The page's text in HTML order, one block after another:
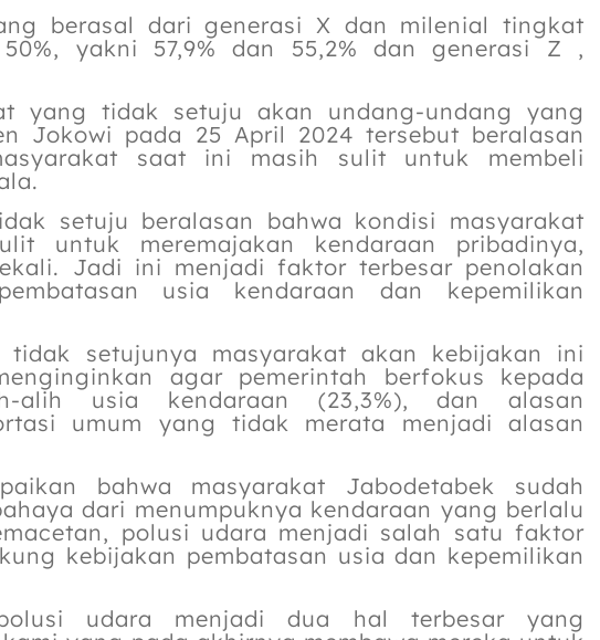
berasal dari generasi X dan milenial tingkat
yakni 57,9% dan 55,2% dan generasi Z ,
yang tidak setuju akan undang-undang yang
Jokowi pada 25 April 2024 tersebut beralasan
saat ini masih sulit untuk membeli
setuju beralasan bahwa kondisi masyarakat
untuk meremajakan kendaraan pribadinya,
Jadi ini menjadi faktor terbesar penolakan
usia kendaraan dan kepemilikan
setujunya masyarakat akan kebijakan ini
agar pemerintah berfokus kepada
alih usia kendaraan (23,3%), dan alasan
umum yang tidak merata menjadi alasan
bahwa masyarakat Jabodetabek sudah
dari menumpuknya kendaraan yang berlalu
polusi udara menjadi salah satu faktor
kebijakan pembatasan usia dan kepemilikan
udara menjadi dua hal terbesar yang